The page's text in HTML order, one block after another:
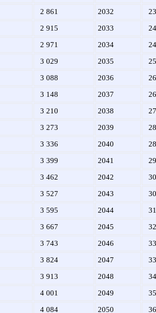
2 861 2032
2 915 2033
2 971 2034
3 029 2035
3 088 2036
3 148 2037
3 210 2038
3 273 2039
3 336 2040
3 399 2041
3 462 2042
3 527 2043
3 595 2044
3 667 2045
3 743 2046
3 824 2047
3 913 2048
4 001 2049
4 084 2050